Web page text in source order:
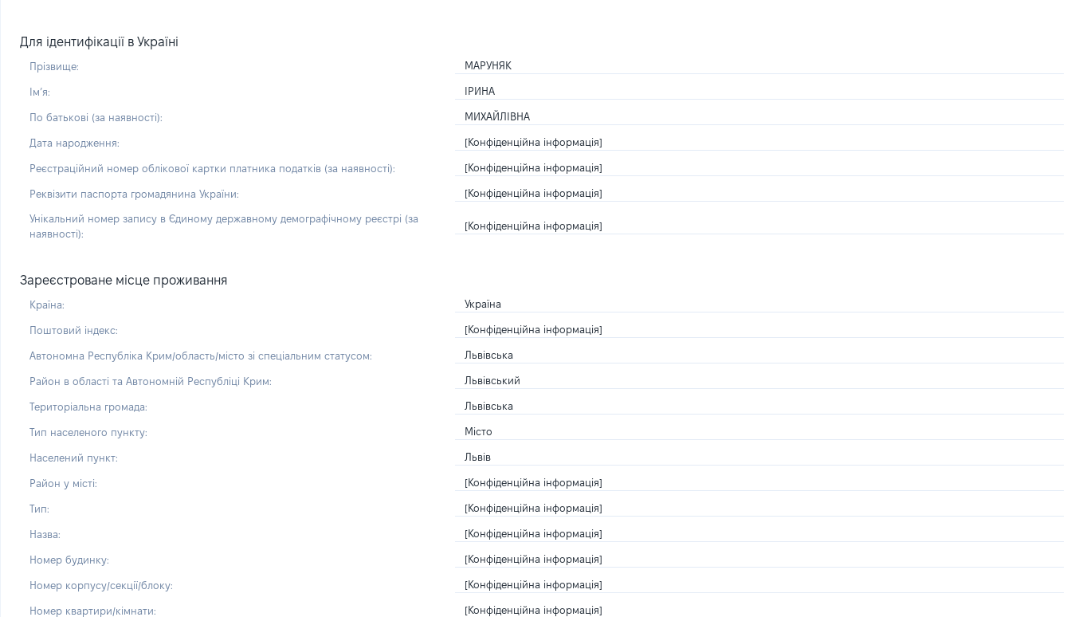
Для ідентифікації в Україні
Прізвище: МАРУНЯК
Імʼя: ІРИНА
По батькові (за наявності): МИХАЙЛІВНА
Дата народження: [Конфіденційна інформація]
Реєстраційний номер облікової картки платника податків (за наявності): [Конфіденційна інформація]
Реквізити паспорта громадянина України: [Конфіденційна інформація]
Унікальний номер запису в Єдиному державному демографічному реєстрі (за
наявності):
[Конфіденційна інформація]
Зареєстроване місце проживання
Країна: Україна
Поштовий індекс: [Конфіденційна інформація]
Автономна Республіка Крим/область/місто зі спеціальним статусом: Львівська
Район в області та Автономній Республіці Крим: Львівський
Територіальна громада: Львівська
Тип населеного пункту: Місто
Населений пункт: Львів
Район у місті: [Конфіденційна інформація]
Тип: [Конфіденційна інформація]
Назва: [Конфіденційна інформація]
Номер будинку: [Конфіденційна інформація]
Номер корпусу/секції/блоку: [Конфіденційна інформація]
Номер квартири/кімнати: [Конфіденційна інформація]